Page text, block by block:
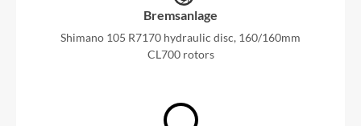
Bremsanlage
Shimano 105 R7170 hydraulic disc, 160/160mm
CL700 rotors